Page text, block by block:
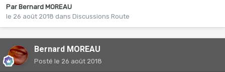
Par Bernard MOREAU
le 26 août 2018 dans Discussions Route
Bernard MOREAU
Posté le 26 août 2018